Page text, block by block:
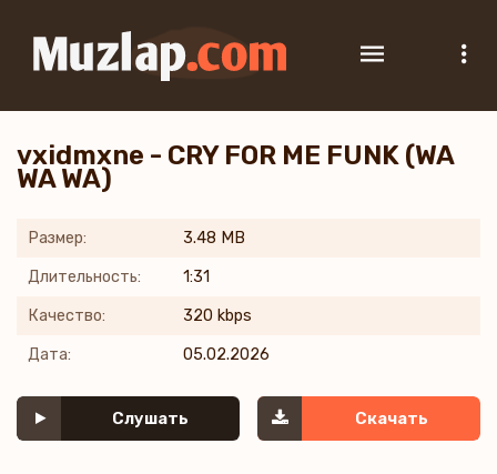
vxidmxne - CRY FOR ME FUNK (WA
WA WA)
Размер: 3.48 MB
Длительность: 1:31
Качество: 320 kbps
Дата: 05.02.2026
Слушать Скачать